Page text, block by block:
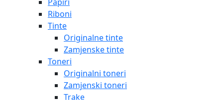
Riboni
Tinte
Originalne tinte
Zamjenske tinte
Toneri
Originalni toneri
Zamjenski toneri
Trake